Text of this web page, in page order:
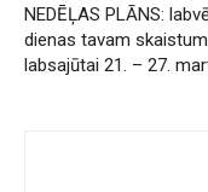
NEDĒĻAS PLĀNS:
dienas tavam
labsajūtai 21. – 27.